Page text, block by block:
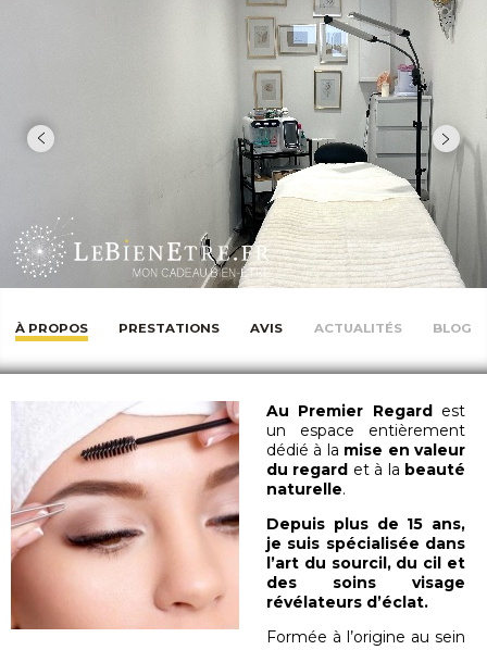
À PROPOS PRESTATIONS AVIS ACTUALITÉS BLOG
Au Premier Regardest
un espace entièrement
dédié à la mise en valeur
du regard et à la beauté
naturelle.
Depuis plus de 15 ans,
je suis spécialisée dans
l’art du sourcil, du cil et
des soins visage
révélateurs d’éclat.
Formée à l’origine au sein